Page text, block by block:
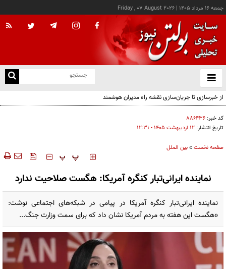
جمعه ۱۶ مرداد ۱۴۰۵ |
Friday , 07 August 2026
باز
و
از خبرسازی تا جریان‌سازی نقشه راه مدیران هوشمند
کد خبر: ۸۸۶۴۳۶
تاریخ انتشار: ۱۲ ارديبهشت ۱۴۰۵ - ۱۲:۳۱
صفحه نخست »بین الملل
‍‍‍ پ پ
نماینده ایرانی‌تبار کنگره آمریکا: هگست صلاحیت ندارد
نماینده ایرانی‌تبار کنگره آمریکا در پیامی در شبکه‌های اجتماعی نوشت:
«هگست این هفته به مردم آمریکا نشان داد که برای سمت وزارت جنگ...